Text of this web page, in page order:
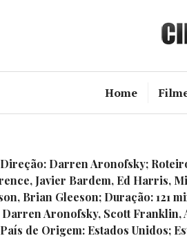
Home
Direção: Darren Aronofsky;
Javier Bardem, Ed Harris,
Brian Gleeson; Duração:121
Darren Aronofsky, Scott Franklin,
País de Origem: Estados Unidos;